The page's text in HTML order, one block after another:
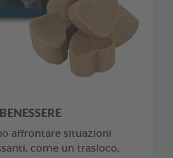
BENESSERE
affrontare situazioni
come un trasloco,